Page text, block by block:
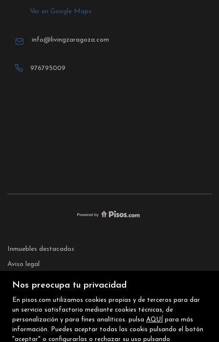
Nos preocupa tu privacidad
En pisos.com utilizamos cookies propias y de terceros para dar
un servicio satisfactorio mediante cookies técnicas, de
personalización y para fines analíticos. pulsa AQUÍ
para más
información. Puedes aceptar todas las cookis pulsando el botón
"aceptar" o configurarlas o rechazar su uso pulsando
Ver en Google Maps
info@livingzaragoza.com
976795009
Inmuebles destacados
Aviso legal
Favoritos
Noticias
Mapa Web
Política de cookies